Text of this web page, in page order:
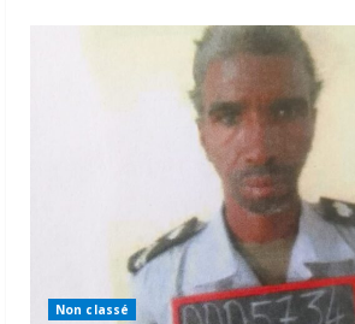
Non classé